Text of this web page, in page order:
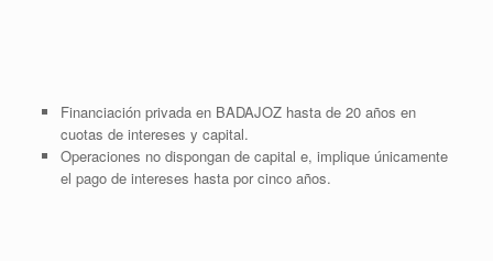
Financiación privada en BADAJOZ hasta de 20 años en
cuotas de intereses y capital.
Operaciones no dispongan de capital e, implique únicamente
el pago de intereses hasta por cinco años.